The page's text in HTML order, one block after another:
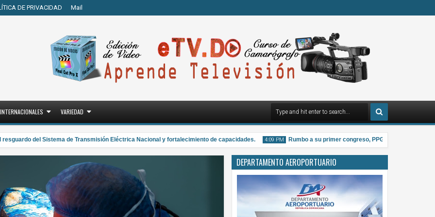
DE PRIVACIDAD Mail
INTERNACIONALES VARIEDAD
del Sistema de Transmisión Eléctrica Nacional y fortalecimiento de capacidades. 4:09 PM
2026
Rumbo a su primer congreso, PPG distribuye material
DEPARTAMENTO AEROPORTUARIO